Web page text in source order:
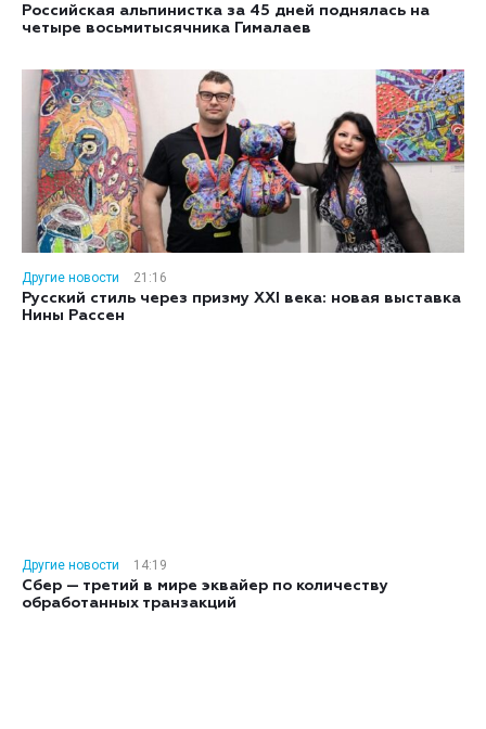
Российская альпинистка за 45 дней поднялась на
четыре восьмитысячника Гималаев
Другие новости
21:16
Русский стиль через призму XXI века: новая выставка
Нины Рассен
Другие новости
14:19
Сбер — третий в мире эквайер по количеству
обработанных транзакций